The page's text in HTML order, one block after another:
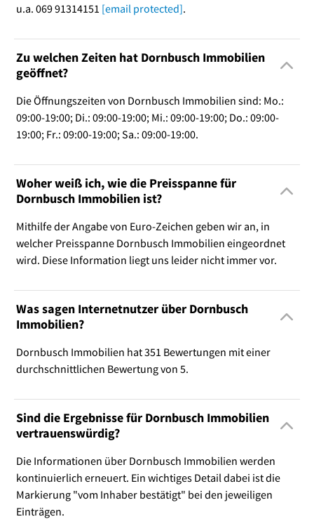
u.a. 069 91314151 [email protected].
Zu welchen Zeiten hat Dornbusch Immobilien
geöffnet?
Die Öffnungszeiten von Dornbusch Immobilien sind: Mo.:
09:00-19:00; Di.: 09:00-19:00; Mi.: 09:00-19:00; Do.: 09:00-
19:00; Fr.: 09:00-19:00; Sa.: 09:00-19:00.
Woher weiß ich, wie die Preisspanne für
Dornbusch Immobilien ist?
Mithilfe der Angabe von Euro-Zeichen geben wir an, in
welcher Preisspanne Dornbusch Immobilien eingeordnet
wird. Diese Information liegt uns leider nicht immer vor.
Was sagen Internetnutzer über Dornbusch
Immobilien?
Dornbusch Immobilien hat 351 Bewertungen mit einer
durchschnittlichen Bewertung von 5.
Sind die Ergebnisse für Dornbusch Immobilien
vertrauenswürdig?
Die Informationen über Dornbusch Immobilien werden
kontinuierlich erneuert. Ein wichtiges Detail dabei ist die
Markierung "vom Inhaber bestätigt" bei den jeweiligen
Einträgen.